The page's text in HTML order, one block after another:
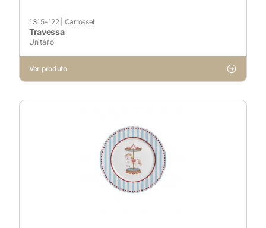
1315-122| Carrossel
Travessa
Unitário
Ver produto
Cookies Necessários
Sempre ativado